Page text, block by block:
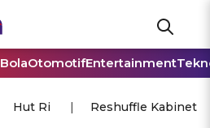
BolaOtomotifEntertainment
Hut Ri Reshuffle Kabinet